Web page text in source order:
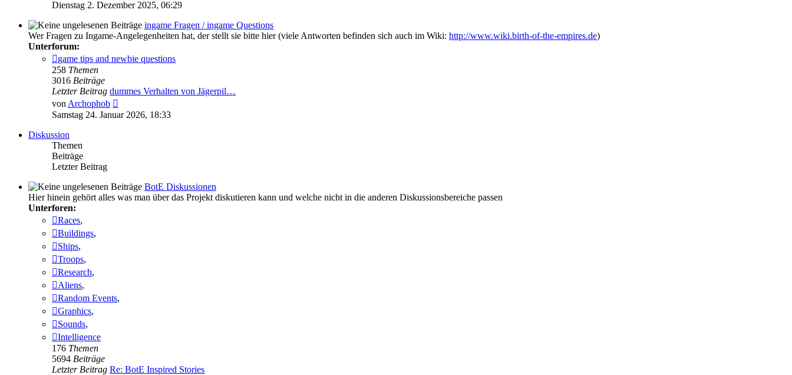
Dienstag 2. Dezember 2025, 06:29
ingame Fragen / ingame Questions
Wer Fragen zu Ingame-Angelegenheiten hat, der stellt sie bitte hier (viele Antworten befinden sich auch im Wiki: http://www.wiki.birth-of-the-empires.de)
Unterforum:
game tips and newbie questions
258 Themen
3016 Beiträge
Letzter Beitrag dummes Verhalten von Jägerpil…
von Archophob
Beitrag
Samstag 24. Januar 2026, 18:33
Diskussion
Themen
Beiträge
Letzter Beitrag
BotE Diskussionen
Hier hinein gehört alles was man über das Projekt diskutieren kann und welche nicht in die anderen Diskussionsbereiche passen
Unterforen:
Races,
Buildings,
Ships,
Troops,
Research,
Aliens,
Random Events,
Graphics,
Sounds,
Intelligence
176 Themen
5694 Beiträge
Letzter Beitrag Re: BotE Inspired Stories